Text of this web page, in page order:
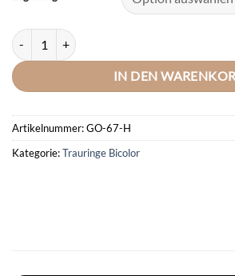
DOOSTI Trauring / Ehering Bicolor aus
IN DEN
Artikelnummer:GO-67-H
Kategorie:Trauringe Bicolor